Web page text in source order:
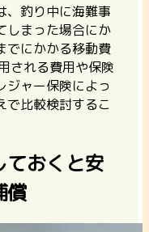
、釣り中に海難事
しまった場合にか
でにかかる移動費
される費用や保険
ジャー保険によっ
で比較検討するこ
おくと安
償